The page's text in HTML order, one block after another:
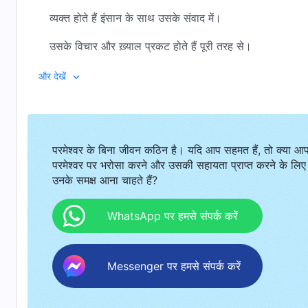
व्यक्त होते हैं इंसान के साथ उसके संवाद में।
उसके विचार और ख़्याल प्रकट होते हैं पूरी तरह से।
हाँ, दिखाई देते हैं, वो उसके काम में पूरी तरह से।
इंसान से और पूरी सृष्टि से।
स्वर्ग में है परमेश्वर अपनी सृष्टि के बीच।
इंतज़ार करता और नज़र रखता है वो।
साथ तुम्हारे है वो।
हाथ स्नेही हैं उसके और सशक्त हैं।
और देखें
परमेश्वर के बिना जीवन कठिन है। यदि आप सहमत हैं, तो क्या
परमेश्वर पर भरोसा करने और उसकी सहायता प्राप्त करने के लिए
उनके समक्ष आना चाहते हैं?
WhatsApp पर हमसे संपर्क करें
Messenger पर हमसे संपर्क करें